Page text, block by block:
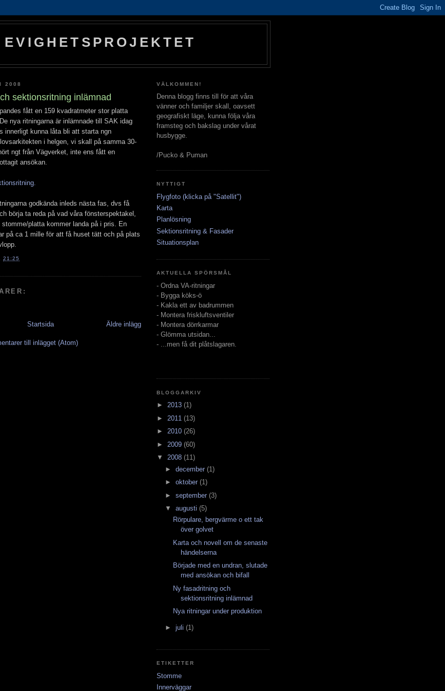
EVIGHETSPROJEKTET
2008
sektionsritning inlämnad
fått en 159 kvadratmeter stor platta
nya ritningarna är inlämnade till SAK idag
innerligt kunna låta bli att starta ngn
i helgen, vi skall på samma 30-
ngt från Vägverket, inte ens fått en
ansökan.
godkända inleds nästa fas, dvs få
börja ta reda på vad våra fönsterspektakel,
platta kommer landa på i pris. En
på ca 1 mille för att få huset tätt och på plats
21:25
Äldre inlägg
Startsida
till inlägget (Atom)
VÄLKOMMEN!
Denna blogg finns till för att våra
vänner och familjer skall, oavsett
geografiskt läge, kunna följa våra
framsteg och bakslag under vårat
husbygge.
/Pucko & Puman
NYTTIGT
Flygfoto (klicka på "Satellit")
Karta
Planlösning
Sektionsritning & Fasader
Situationsplan
AKTUELLA SPÖRSMÅL
- Ordna VA-ritningar
- Bygga köks-ö
- Kakla ett av badrummen
- Montera friskluftsventiler
- Montera dörrkarmar
- Glömma utsidan...
- ...men få dit plåtslagaren.
BLOGGARKIV
► 2013 (1)
► 2011 (13)
► 2010 (26)
► 2009 (60)
▼ 2008 (11)
► december (1)
► oktober (1)
► september (3)
▼ augusti (5)
Rörpulare, bergvärme o ett tak
över golvet
Karta och novell om de senaste
händelserna
Började med en undran, slutade
med ansökan och bifall
Ny fasadritning och
sektionsritning inlämnad
Nya ritningar under produktion
► juli (1)
ETIKETTER
Stomme
Innerväggar